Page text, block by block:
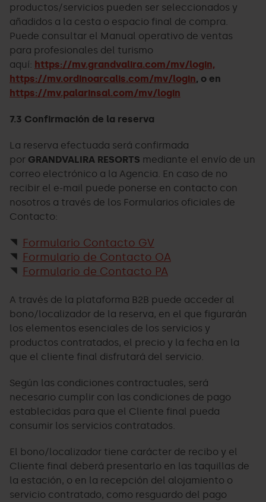
productos/servicios pueden ser seleccionados y
añadidos a la cesta o espacio final de compra.
Puede consultar el Manual operativo de ventas
para profesionales del turismo
aquí: https://mv.grandvalira.com/mv/login,
https://mv.ordinoarcalis.com/mv/login, o en
https://mv.palarinsal.com/mv/login
7.3 Confirmación de la reserva
La reserva efectuada será confirmada
por GRANDVALIRA RESORTS mediante el envío de un
correo electrónico a la Agencia. En caso de no
recibir el e-mail puede ponerse en contacto con
nosotros a través de los Formularios oficiales de
Contacto:
Formulario Contacto GV
Formulario de Contacto OA
Formulario de Contacto PA
A través de la plataforma B2B puede acceder al
bono/localizador de la reserva, en el que figurarán
los elementos esenciales de los servicios y
productos contratados, el precio y la fecha en la
que el cliente final disfrutará del servicio.
Según las condiciones contractuales, será
necesario cumplir con las condiciones de pago
establecidas para que el Cliente final pueda
consumir los servicios contratados.
El bono/localizador tiene carácter de recibo y el
Cliente final deberá presentarlo en las taquillas de
la estación, o en la recepción del alojamiento o
servicio contratado, como resguardo del pago